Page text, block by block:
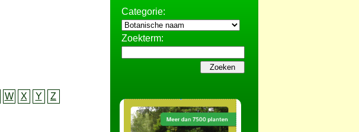
W X Y
Z
Categorie:
Zoekterm: